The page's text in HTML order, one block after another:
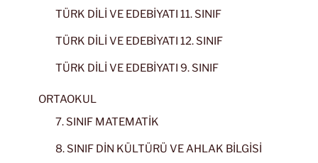
TÜRK DİLİ VE EDEBİYATI 11. SINIF
TÜRK DİLİ VE EDEBİYATI 12. SINIF
TÜRK DİLİ VE EDEBİYATI 9. SINIF
ORTAOKUL
7. SINIF MATEMATİK
8. SINIF DİN KÜLTÜRÜ VE AHLAK BİLGİSİ